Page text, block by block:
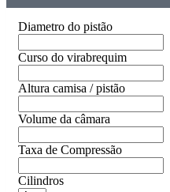
Diametro do pistão
Curso do virabrequim
Altura camisa / pistão
Volume da câmara
Taxa de Compressão
Cilindros